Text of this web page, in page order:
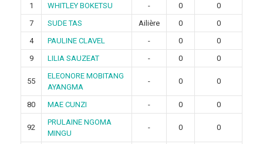
1 WHITLEY BOKETSU - 0
0
7
SUDE TAS Ailière 0
0
4
PAULINE CLAVEL - 0
0
9
LILIA SAUZEAT - 0 0
55
ELEONORE MOBITANG
AYANGMA
- 0 0
80 MAE CUNZI - 0 0
92
PRULAINE NGOMA
MINGU
- 0 0